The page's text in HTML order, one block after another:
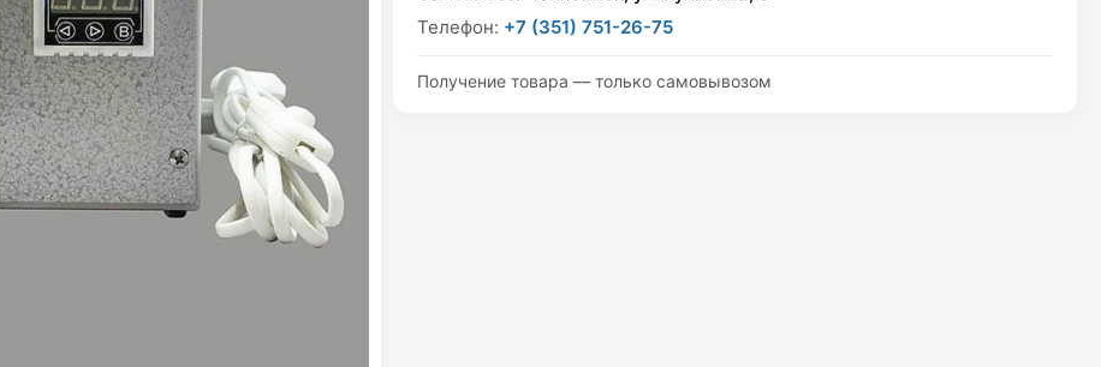
Телефон: +7 (351) 751-26-75
Получение товара — только самовывозом